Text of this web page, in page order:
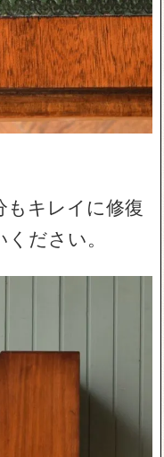
キレイに修復
ださい。